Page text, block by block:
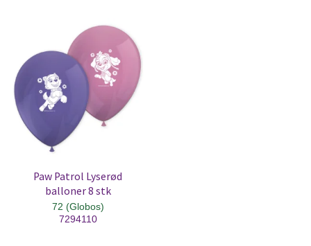
Paw Patrol Lyserød
balloner 8 stk
72 (Globos)
7294110